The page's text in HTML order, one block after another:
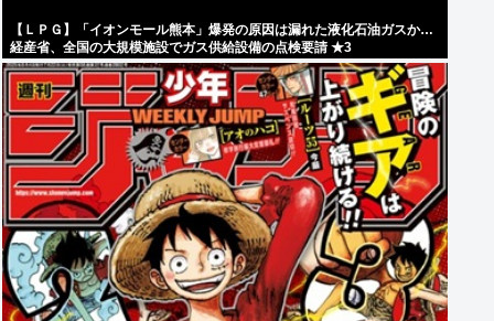
【ＬＰＧ】「イオンモール熊本」爆発の原因は漏れた液化石油ガスか…
経産省、全国の大規模施設でガス供給設備の点検要請 ★3